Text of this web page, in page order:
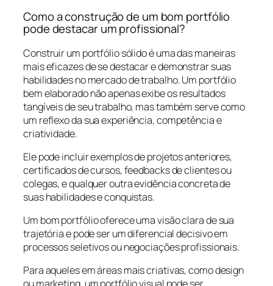
Como a construção de um bom portfólio
pode destacar um profissional?
Construir um portfólio sólido é uma das maneiras
mais eficazes de se destacar e demonstrar suas
habilidades no mercado de trabalho. Um portfólio
bem elaborado não apenas exibe os resultados
tangíveis de seu trabalho, mas também serve como
um reflexo da sua experiência, competência e
criatividade.
Ele pode incluir exemplos de projetos anteriores,
certificados de cursos, feedbacks de clientes ou
colegas, e qualquer outra evidência concreta de
suas habilidades e conquistas.
Um bom portfólio oferece uma visão clara de sua
trajetória e pode ser um diferencial decisivo em
processos seletivos ou negociações profissionais.
Para aqueles em áreas mais criativas, como design